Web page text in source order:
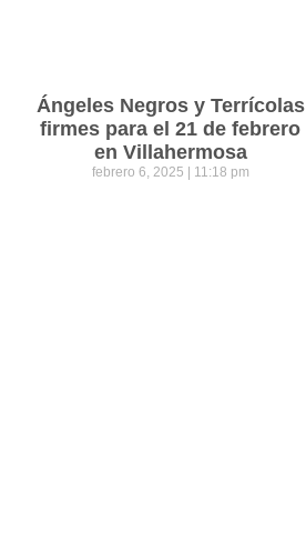
Ángeles Negros y Terrícolas
firmes para el 21 de febrero
en Villahermosa
febrero 6, 2025 11:18 pm